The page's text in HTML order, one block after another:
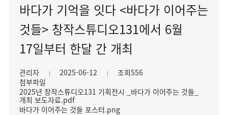
뉴
바다가 기억을 잇다 <바다가 이어주는
것들> 창작스튜디오131에서 6월
17일부터 한달 간 개최
관리자 2025-06-12
조회556
첨부파일
2025년 창작스튜디오131 기획전시 _바다가 이어주는 것들_
개최 보도자료.pdf
바다가 이어주는 것들 포스터.png